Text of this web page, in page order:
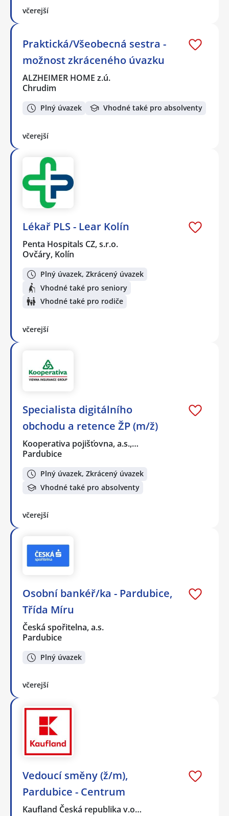
včerejší
Praktická/Všeobecná sestra -
možnost zkráceného úvazku
ALZHEIMER HOME z.ú.
Chrudim
Plný úvazek Vhodné také pro absolventy
včerejší
Lékař PLS - Lear Kolín
Penta Hospitals CZ, s.r.o.
Ovčáry, Kolín
Plný úvazek, Zkrácený úvazek
Vhodné také pro seniory
Vhodné také pro rodiče
včerejší
Specialista digitálního
obchodu a retence ŽP (m/ž)
Kooperativa pojišťovna, a.s.,…
Pardubice
Plný úvazek, Zkrácený úvazek
Vhodné také pro absolventy
včerejší
Osobní bankéř/ka - Pardubice,
Třída Míru
Česká spořitelna, a.s.
Pardubice
Plný úvazek
včerejší
Vedoucí směny (ž/m),
Pardubice - Centrum
Kaufland Česká republika v.o…